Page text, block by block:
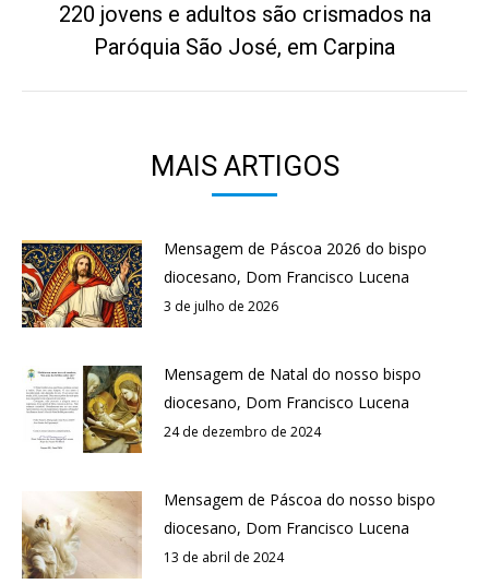
Próximo
post:
220 jovens e adultos são crismados na
Paróquia São José, em Carpina
MAIS ARTIGOS
Mensagem de Páscoa 2026 do bispo
diocesano, Dom Francisco Lucena
3 de julho de 2026
Mensagem de Natal do nosso bispo
diocesano, Dom Francisco Lucena
24 de dezembro de 2024
Mensagem de Páscoa do nosso bispo
diocesano, Dom Francisco Lucena
13 de abril de 2024